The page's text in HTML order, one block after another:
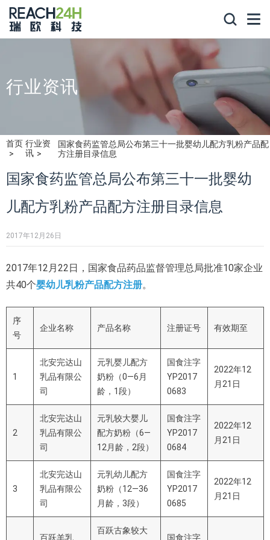
行业资讯
首页 行业资
讯
国家食药监管总局公布第三十一批婴幼儿配方乳粉产品配
方注册目录信息
国家食药监管总局公布第三十一批婴幼
儿配方乳粉产品配方注册目录信息
2017年12月26日
2017年12月22日，国家食品药品监督管理总局批准10家企业
共40个婴幼儿乳粉产品配方注册。
序
号
企业名称 产品名称 注册证号 有效期至
1
北安完达山
乳品有限公
司
元乳婴儿配方
奶粉（0—6月
龄，1段）
国食注字
YP2017
0683
2022年12
月21日
2
北安完达山
乳品有限公
司
元乳较大婴儿
配方奶粉（6—
12月龄，2段）
国食注字
YP2017
0684
2022年12
月21日
3
北安完达山
乳品有限公
司
元乳幼儿配方
奶粉（12—36
月龄，3段）
国食注字
YP2017
0685
2022年12
月21日
百跃羊乳
百跃古象较大
国食注字